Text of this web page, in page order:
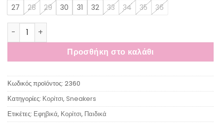
27 28 29 30 31 32 33 34 35 36
Conguitos Παιδικά High Sneakers Leopard Pink ποσότητα
Προσθήκη στο καλάθι
Κωδικός προϊόντος: 2360
Κατηγορίες: Κορίτσι, Sneakers
Ετικέτες: Εφηβικά, Κορίτσι, Παιδικά